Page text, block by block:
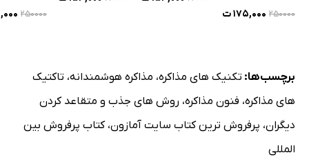
۲۵۰۰۰۰ ۱۷۵,۰۰۰ ت ۲۵۰۰۰۰
برچسب‌ها: تکنیک های مذاکره، مذاکره هوشمندانه، تاکتیک
های مذاکره، فنون مذاکره، روش های جذب و متقاعد کردن
دیگران، پرفروش ترین کتاب سایت آمازون،کتاب پرفروش بین
المللی